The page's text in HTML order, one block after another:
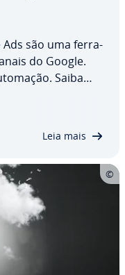
Ads são uma fer­ra­
do Google.
Saiba
assets de forma
Leia mais